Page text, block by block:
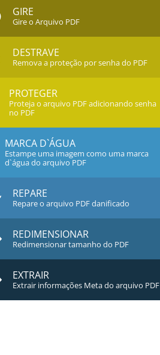
GIRE
Gire o Arquivo PDF
DESTRAVE
Remova a proteção por senha do PDF
PROTEGER
Proteja o arquivo PDF adicionando senha
no PDF
MARCA D`ÁGUA
Estampe uma imagem como uma marca
d`água do arquivo PDF
REPARE
Repare o arquivo PDF danificado
REDIMENSIONAR
Redimensionar tamanho do PDF
EXTRAIR
Extrair informações Meta do arquivo PDF